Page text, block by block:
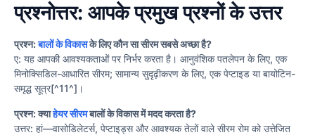
प्रश्नोत्तर: आपके प्रमुख प्रश्नों के उत्तर
प्रश्न:बालों के विकासके लिए कौन सा सीरम सबसे अच्छा है?
ए: यह आपकी आवश्यकताओं पर निर्भर करता है। आनुवंशिक पतलेपन के लिए, एक
मिनोक्सिडिल-आधारित सीरम; सामान्य सुदृढ़ीकरण के लिए, एक पेप्टाइड या बायोटिन-
समृद्ध सूत्र[^11^]।
प्रश्न: क्याहेयर सीरमबालों के विकास में मदद करता है?
उत्तर: हां—वासोडिलेटर्स, पेप्टाइड्स और आवश्यक तेलों वाले सीरम रोम को उत्तेजित